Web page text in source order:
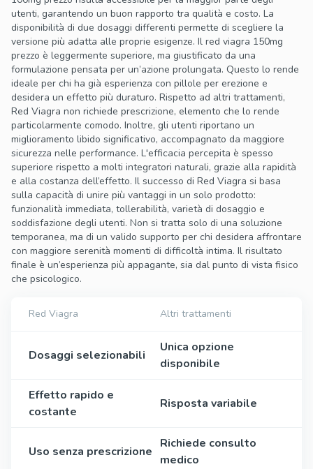
utenti, garantendo un buon rapporto tra qualità e costo. La
disponibilità di due dosaggi differenti permette di scegliere la
versione più adatta alle proprie esigenze. Il red viagra 150mg
prezzo è leggermente superiore, ma giustificato da una
formulazione pensata per un’azione prolungata. Questo lo rende
ideale per chi ha già esperienza con pillole per erezione e
desidera un effetto più duraturo. Rispetto ad altri trattamenti,
Red Viagra non richiede prescrizione, elemento che lo rende
particolarmente comodo. Inoltre, gli utenti riportano un
miglioramento libido significativo, accompagnato da maggiore
sicurezza nelle performance. L'efficacia percepita è spesso
superiore rispetto a molti integratori naturali, grazie alla rapidità
e alla costanza dell’effetto. Il successo di Red Viagra si basa
sulla capacità di unire più vantaggi in un solo prodotto:
funzionalità immediata, tollerabilità, varietà di dosaggio e
soddisfazione degli utenti. Non si tratta solo di una soluzione
temporanea, ma di un valido supporto per chi desidera affrontare
con maggiore serenità momenti di difficoltà intima. Il risultato
finale è un’esperienza più appagante, sia dal punto di vista fisico
che psicologico.
Red Viagra Altri trattamenti
Dosaggi selezionabili
Unica opzione
disponibile
Effetto rapido e
costante
Risposta variabile
Uso senza prescrizione
Richiede consulto
medico